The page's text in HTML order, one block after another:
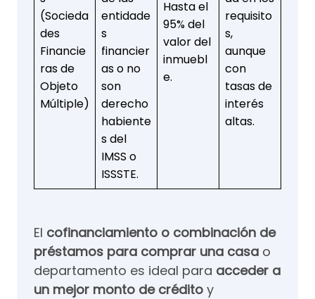
(Socieda
des
Financie
ras de
Objeto
Múltiple)
entidade
s
financier
as o no
son
derecho
habiente
s del
IMSS o
ISSSTE.
Hasta el
95% del
valor del
inmuebl
e.
requisito
s,
aunque
con
tasas de
interés
altas.
El cofinanciamiento o combinación de
préstamos para comprar una casa o
departamento es ideal para acceder a
un mejor monto de crédito y